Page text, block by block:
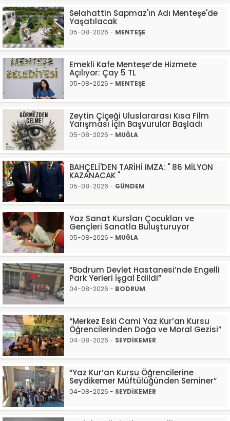
Selahattin Sapmaz'ın Adı Menteşe'de
Yaşatılacak
05-08-2026 - MENTEŞE
Emekli Kafe Menteşe’de Hizmete
Açılıyor: Çay 5 TL
05-08-2026 - MENTEŞE
Zeytin Çiçeği Uluslararası Kısa Film
Yarışması İçin Başvurular Başladı
05-08-2026 - MUĞLA
BAHÇELİ'DEN TARİHİ iMZA: " 86 MİLYON
KAZANACAK "
05-08-2026 - GÜNDEM
Yaz Sanat Kursları Çocukları ve
Gençleri Sanatla Buluşturuyor
05-08-2026 - MUĞLA
“Bodrum Devlet Hastanesi’nde Engelli
Park Yerleri İşgal Edildi”
04-08-2026 - BODRUM
“Merkez Eski Cami Yaz Kur’an Kursu
Öğrencilerinden Doğa ve Moral Gezisi”
04-08-2026 - SEYDİKEMER
“Yaz Kur’an Kursu Öğrencilerine
Seydikemer Müftülüğünden Seminer”
04-08-2026 - SEYDİKEMER